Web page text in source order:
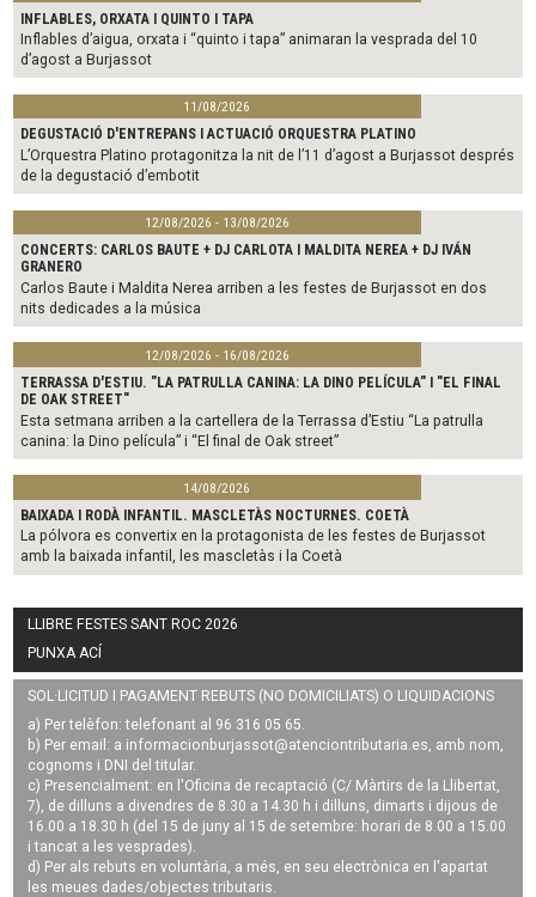
INFLABLES, ORXATA I QUINTO I TAPA
Inflables d’aigua, orxata i “quinto i tapa” animaran la vesprada del 10
d’agost a Burjassot
11/08/2026
DEGUSTACIÓ D'ENTREPANS I ACTUACIÓ ORQUESTRA PLATINO
L’Orquestra Platino protagonitza la nit de l’11 d’agost a Burjassot després
de la degustació d’embotit
12/08/2026 - 13/08/2026
CONCERTS: CARLOS BAUTE + DJ CARLOTA I MALDITA NEREA + DJ IVÁN
GRANERO
Carlos Baute i Maldita Nerea arriben a les festes de Burjassot en dos
nits dedicades a la música
12/08/2026 - 16/08/2026
TERRASSA D'ESTIU. "LA PATRULLA CANINA: LA DINO PELÍCULA" I "EL FINAL
DE OAK STREET"
Esta setmana arriben a la cartellera de la Terrassa d’Estiu “La patrulla
canina: la Dino película” i “El final de Oak street”
14/08/2026
BAIXADA I RODÀ INFANTIL. MASCLETÀS NOCTURNES. COETÀ
La pólvora es convertix en la protagonista de les festes de Burjassot
amb la baixada infantil, les mascletàs i la Coetà
LLIBRE FESTES SANT ROC 2026
PUNXA ACÍ
SOL·LICITUD I PAGAMENT REBUTS (NO DOMICILIATS) O LIQUIDACIONS
a) Per telèfon: telefonant al 96 316 05 65.
b) Per email: a informacionburjassot@atenciontributaria.es, amb nom,
cognoms i DNI del titular.
c) Presencialment: en l'Oficina de recaptació (C/ Màrtirs de la Llibertat,
7), de dilluns a divendres de 8.30 a 14.30 h i dilluns, dimarts i dijous de
16.00 a 18.30 h (del 15 de juny al 15 de setembre: horari de 8.00 a 15.00
i tancat a les vesprades).
d) Per als rebuts en voluntària, a més, en seu electrònica en l'apartat
les meues dades/objectes tributaris.